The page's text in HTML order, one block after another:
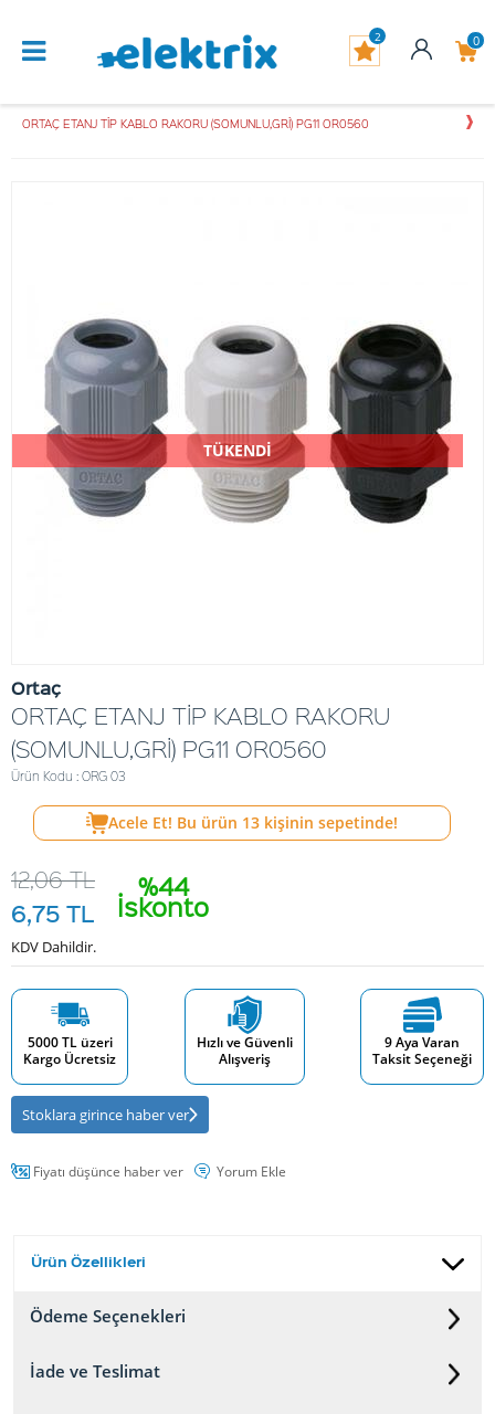
0
2
ORTAÇ ETANJ TİP KABLO RAKORU (SOMUNLU,GRİ) PG11 OR0560
TÜKENDİ
Ortaç
ORTAÇ ETANJ TİP KABLO RAKORU
(SOMUNLU,GRİ) PG11 OR0560
Ürün Kodu : ORG 03
Acele Et! Bu ürün 13 kişinin sepetinde!
%44
İskonto
12,06TL
6,75 TL
KDV Dahildir.
5000 TL üzeri
Kargo Ücretsiz
Hızlı ve Güvenli
Alışveriş
9 Aya Varan
Taksit Seçeneği
Stoklara girince haber ver
Fiyatı düşünce haber ver Yorum Ekle
Ürün Özellikleri
Ödeme Seçenekleri
İade ve Teslimat